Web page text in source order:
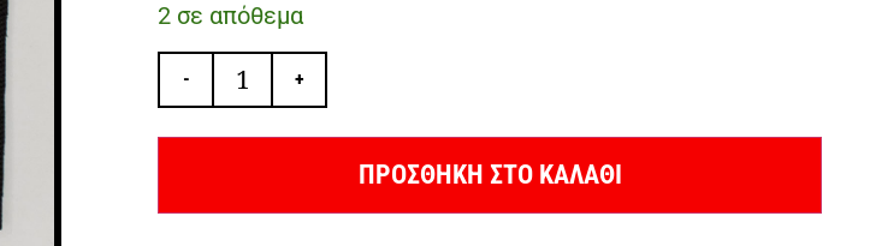
2 σε απόθεμα
- +
ΠΡΟΣΘΗΚΗ ΣΤΟ ΚΑΛΑΘΙ